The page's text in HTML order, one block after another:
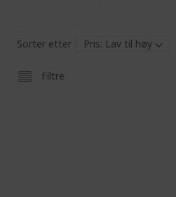
Sorter etter
Filtre